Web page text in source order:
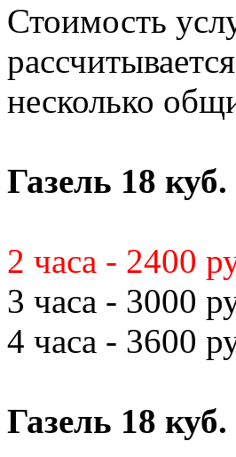
Стоимость
несколько
Газель 18
2 часа - 2400
3 часа - 3000
4 часа - 3600
Газель 18